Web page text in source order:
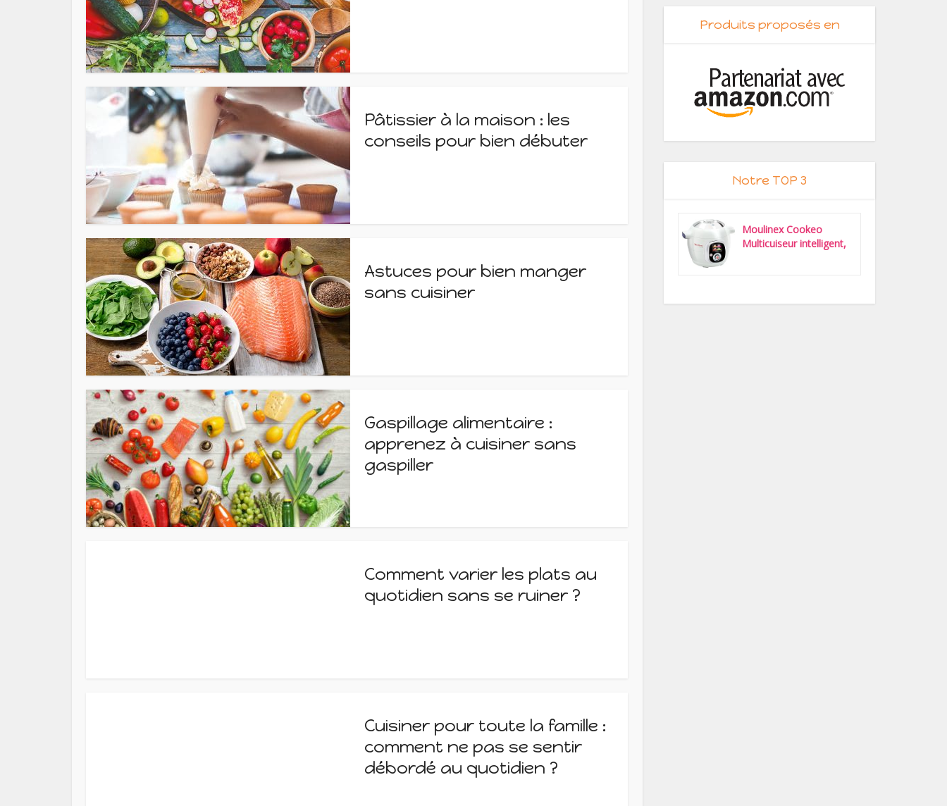
Pâtissier à la maison : les
conseils pour bien débuter
Astuces pour bien manger
sans cuisiner
Gaspillage alimentaire :
apprenez à cuisiner sans
gaspiller
Comment varier les plats au
quotidien sans se ruiner ?
Cuisiner pour toute la famille :
comment ne pas se sentir
débordé au quotidien ?
Produits proposés en
Notre TOP 3
Moulinex Cookeo
Multicuiseur intelligent,